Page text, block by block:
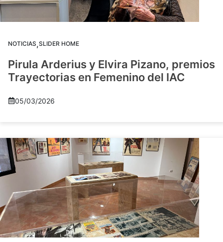
NOTICIAS,SLIDER HOME
Pirula Arderius y Elvira Pizano, premios
Trayectorias en Femenino del IAC
05/03/2026